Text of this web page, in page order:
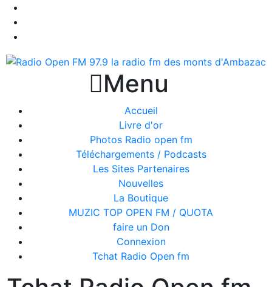
Menu
Accueil
Livre d'or
Photos Radio open fm
Téléchargements / Podcasts
Les Sites Partenaires
Nouvelles
La Boutique
MUZIC TOP OPEN FM / QUOTA
faire un Don
Connexion
Tchat Radio Open fm